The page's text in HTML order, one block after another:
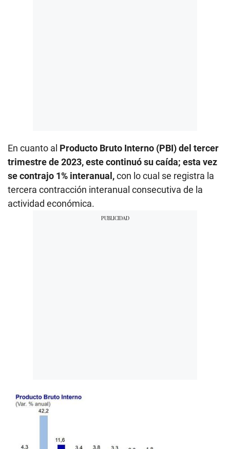
En cuanto al Producto Bruto Interno (PBI) del tercer
trimestre de 2023, este continuó su caída; esta vez
se contrajo 1% interanual,con lo cual se registra la
tercera contracción interanual consecutiva de la
actividad económica.